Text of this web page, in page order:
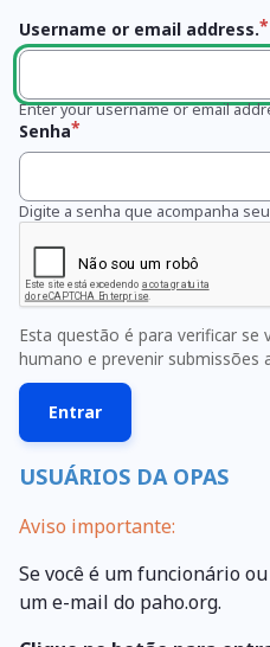
Username or email address.
Enter your username or email
Senha
Digite a senha que acompanha
Esta questão é para verificar se
humano e prevenir submissões
USUÁRIOS DA OPAS
Aviso importante:
Se você é um funcionário
um e-mail do paho.org.